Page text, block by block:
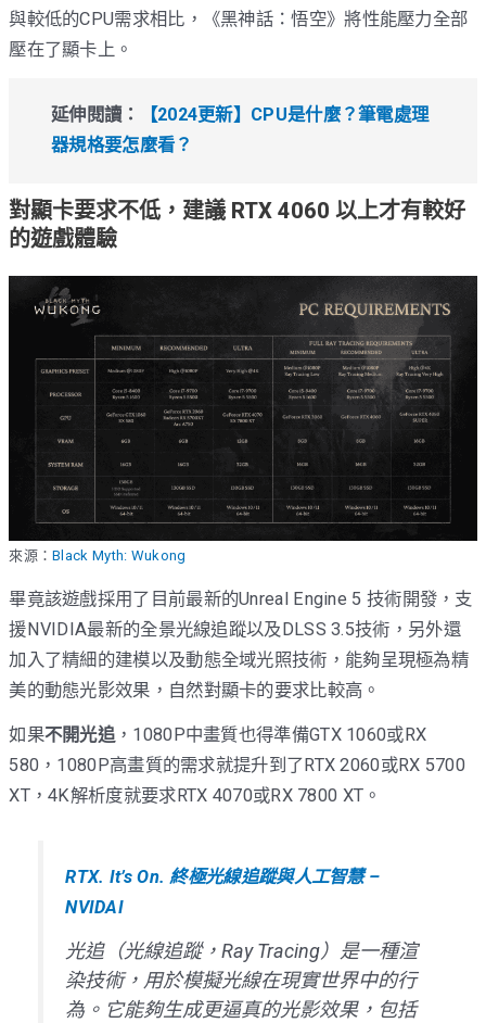
與較低的CPU需求相比，《黑神話：悟空》將性能壓力全部
壓在了顯卡上。
延伸閱讀：
【2024更新】CPU是什麼？筆電處理
器規格要怎麼看？
對顯卡要求不低，建議 RTX 4060 以上才有較好
的遊戲體驗
來源：Black Myth: Wukong
畢竟該遊戲採用了目前最新的Unreal Engine 5 技術開發，支
援NVIDIA最新的全景光線追蹤以及DLSS 3.5技術，另外還
加入了精細的建模以及動態全域光照技術，能夠呈現極為精
美的動態光影效果，自然對顯卡的要求比較高。
如果不開光追 ，1080P中畫質也得準備GTX 1060或RX
580，1080P高畫質的需求就提升到了RTX 2060或RX 5700
XT，4K解析度就要求RTX 4070或RX 7800 XT。
RTX. It’s On. 終極光線追蹤與人工智慧 –
NVIDAI
光追（光線追蹤，Ray Tracing）是一種渲
染技術，用於模擬光線在現實世界中的行
為。它能夠生成更逼真的光影效果，包括